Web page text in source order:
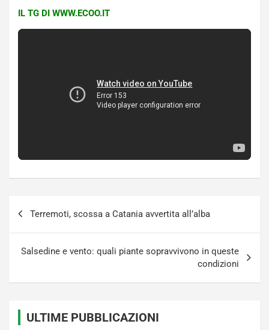
IL TG DI WWW.ECOO.IT
Terremoti, scossa a Catania avvertita all’alba
Salsedine e vento: quali piante sopravvivono in queste
condizioni
ULTIME PUBBLICAZIONI